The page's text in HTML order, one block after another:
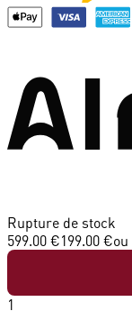
Rupture de stock
599.00 €199.00 €ou
1